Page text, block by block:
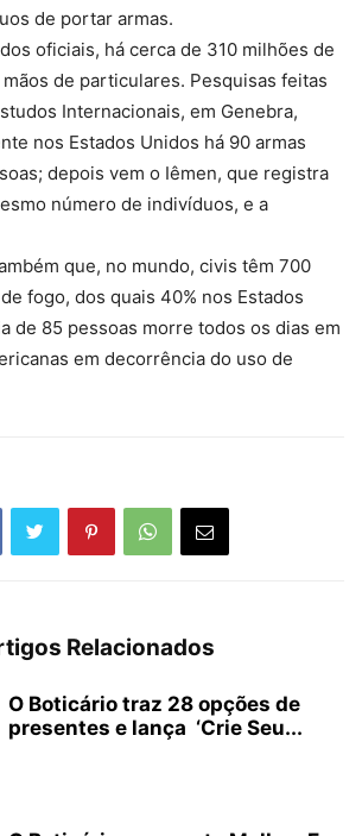
de portar armas.
oficiais, há cerca de 310 milhões de
de particulares. Pesquisas feitas
Internacionais, em Genebra,
nos Estados Unidos há 90 armas
depois vem o Iêmen, que registra
número de indivíduos, e a
que, no mundo, civis têm 700
fogo, dos quais 40% nos Estados
de 85 pessoas morre todos os dias em
em decorrência do uso de
Relacionados
O Boticário traz 28 opções de
presentes e lança ‘Crie Seu...